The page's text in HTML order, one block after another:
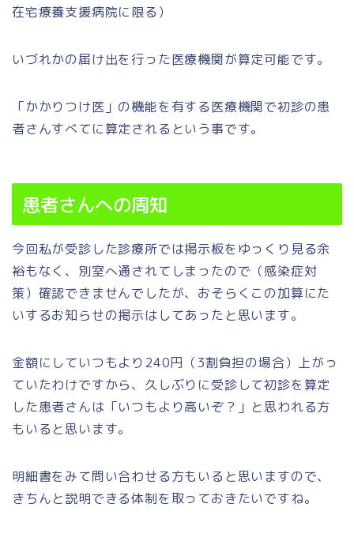
在宅療養支援病院に限る）
いづれかの届け出を行った医療機関が算定可能です。
「かかりつけ医」の機能を有する医療機関で初診の患
者さんすべてに算定されるという事です。
患者さんへの周知
今回私が受診した診療所では掲示板をゆっくり見る余
裕もなく、別室へ通されてしまったので（感染症対
策）確認できませんでしたが、おそらくこの加算にた
いするお知らせの掲示はしてあったと思います。
金額にしていつもより240円（3割負担の場合）上がっ
ていたわけですから、久しぶりに受診して初診を算定
した患者さんは「いつもより高いぞ？」と思われる方
もいると思います。
明細書をみて問い合わせる方もいると思いますので、
きちんと説明できる体制を取っておきたいですね。